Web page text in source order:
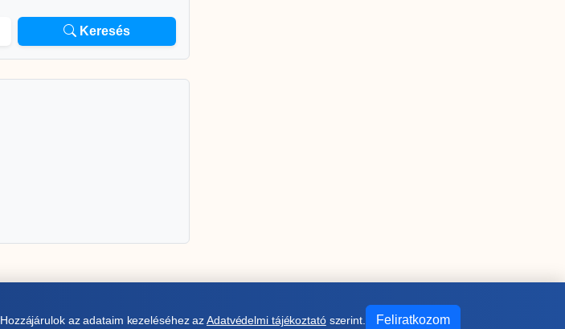
Keresés
Hozzájárulok az adataim kezeléséhez azAdatvédelmi tájékoztatószerint. Feliratkozom